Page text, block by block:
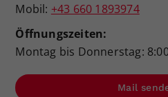
Mobil: +43 660 1893974
Öffnungszeiten:
Montag bis Donnerstag:
Mail